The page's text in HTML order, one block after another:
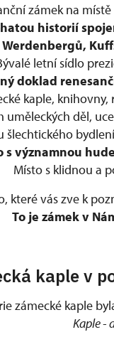
zámek na
historií
Werdenbergů,
letní sídlo
doklad
kaple,
uměleckých děl,
šlechtického
s významnou
Místo s klidnou a
které vás zve k
To je zámek v
kaple v
zámecké kaple
Kaple -